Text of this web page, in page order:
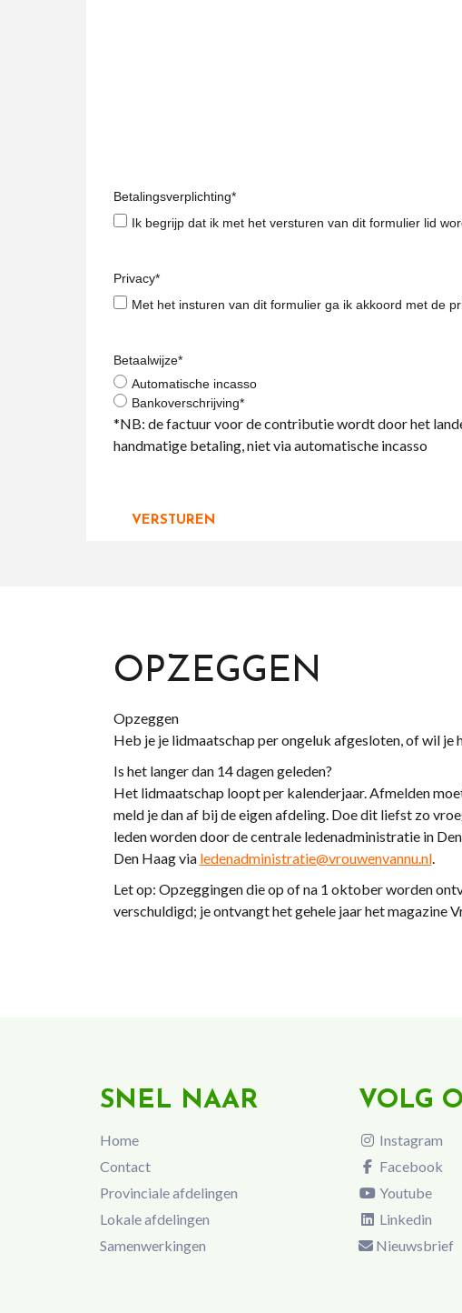
Betalingsverplichting*
Ik begrijp dat ik met het versturen van dit formulier lid
Privacy*
Met het insturen van dit formulier ga ik akkoord met de
Betaalwijze*
Automatische incasso
Bankoverschrijving*
*NB: de factuur voor de contributie wordt door het
handmatige betaling, niet via automatische incasso
OPZEGGEN
Opzeggen
Heb je je lidmaatschap per ongeluk afgesloten, of wil je
Is het langer dan 14 dagen geleden?
Het lidmaatschap loopt per kalenderjaar. Afmelden
meld je dan af bij de eigen afdeling. Doe dit liefst zo
leden worden door de centrale ledenadministratie in
Den Haag via ledenadministratie@vrouwenvannu.nl.
Let op: Opzeggingen die op of na 1 oktober worden
verschuldigd; je ontvangt het gehele jaar het magazine
SNEL NAAR
Home
Contact
Provinciale afdelingen
Lokale afdelingen
Samenwerkingen
VOLG
Instagram
Facebook
Youtube
Linkedin
Nieuwsbrief